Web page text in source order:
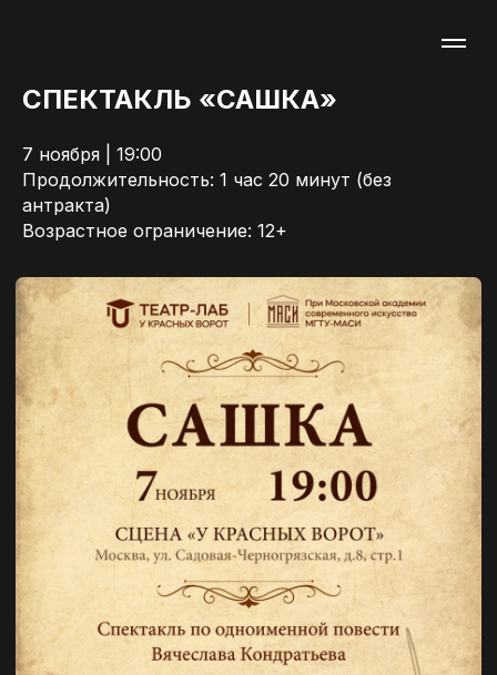
СПЕКТАКЛЬ «САШКА»
7 ноября | 19:00
Продолжительность: 1 час 20 минут (без
антракта)
Возрастное ограничение: 12+